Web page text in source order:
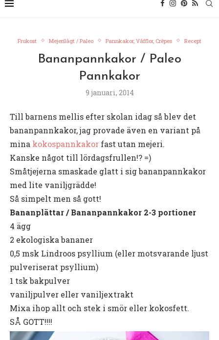
Frukost Mejerilågt / Paleo Pannkakor, Våfflor, Crêpes Recept
Bananpannkakor / Paleo
Pannkakor
9 januari, 2014
Till barnens mellis efter skolan idag så blev det
bananpannkakor, jag provade även en variant på
mina kokospannkakor fast utan mejeri.
Kanske något till lördagsfrullen!? =)
Småtjejerna smaskade glatt i sig bananpannkakor
med lite vaniljgrädde!
Så simpelt men så gott!
Bananplättar / Bananpannkakor 2-3 portioner
4 ägg
2 ekologiska bananer
0,5 msk Lindroos psyllium (eller motsvarande ljust
pulveriserat psyllium)
1 tsk bakpulver
vaniljpulver eller vaniljextrakt
Mixa ihop allt och stek i smör eller kokosfett.
SÅ GOTT!!!!